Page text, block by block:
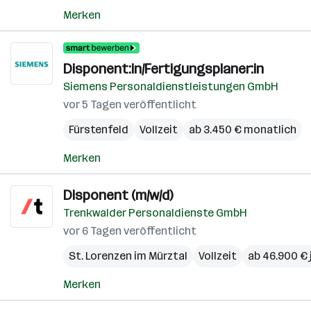
Merken
Disponent:in/Fertigungsplaner:in
Siemens Personaldienstleistungen GmbH
vor 5 Tagen veröffentlicht
Fürstenfeld
Vollzeit ab 3.450 € monatlich
Merken
Disponent (m/w/d)
Trenkwalder Personaldienste GmbH
vor 6 Tagen veröffentlicht
St. Lorenzen im Mürztal
Vollzeit ab 46.900 €
Merken